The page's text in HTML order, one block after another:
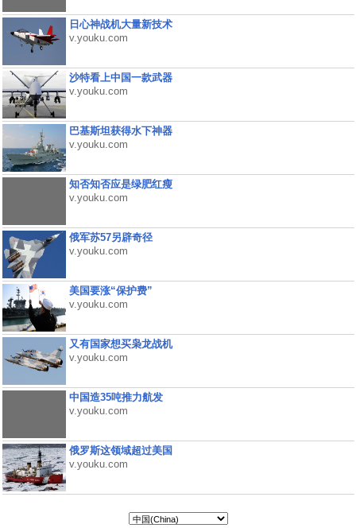
日心神战机大量新技术
v.youku.com
沙特看上中国一款武器
v.youku.com
巴基斯坦获得水下神器
v.youku.com
知否知否应是绿肥红瘦
v.youku.com
俄军苏57另辟奇径
v.youku.com
美国要涨“保护费”
v.youku.com
又有国家想买枭龙战机
v.youku.com
中国造35吨推力航发
v.youku.com
俄罗斯这领域超过美国
v.youku.com